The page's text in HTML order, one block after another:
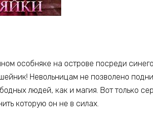
особняке на острове посреди
Невольницам не позволено
людей, как и магия. Вот только
которую он не в силах.